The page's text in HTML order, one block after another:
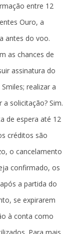
entre 12
Ouro, a
antes do voo.
as chances de
assinatura do
realizar a
solicitação? Sim.
de espera até 12
créditos são
o cancelamento
confirmado, os
a partida do
se expirarem
à conta como
Para mais